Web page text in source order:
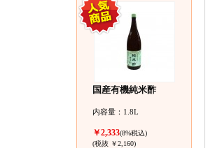
国産有機純米酢
内容量：1.8L
￥2,333(8%税込)
(税抜 ￥2,160)